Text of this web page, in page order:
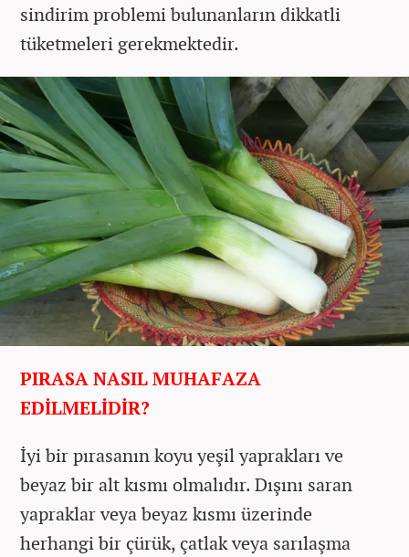
sindirim problemi bulunanların dikkatli
tüketmeleri gerekmektedir.
PIRASA NASIL MUHAFAZA
EDİLMELİDİR?
İyi bir pırasanın koyu yeşil yaprakları ve
beyaz bir alt kısmı olmalıdır. Dışını saran
yapraklar veya beyaz kısmı üzerinde
herhangi bir çürük, çatlak veya sarılaşma